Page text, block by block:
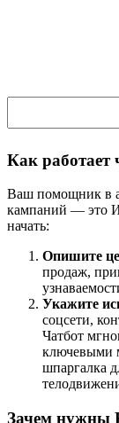
Как работает
Ваш помощник в
кампаний — это
начать:
Опишите
продаж,
Укажите
соцсети,
Чатбот
ключевыми
шпаргалка
Зачем нужны